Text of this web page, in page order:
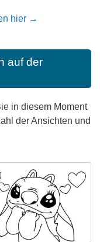
hier →
auf der
in diesem Moment
der Ansichten und